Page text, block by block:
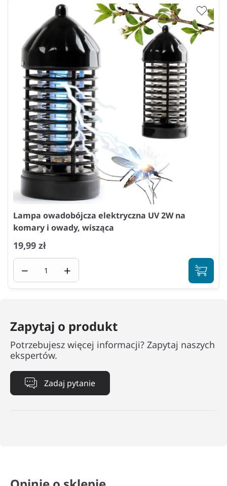
Lampa owadobójcza elektryczna UV 2W na
komary i owady, wisząca
19,99 zł
− +
Zapytaj o produkt
Potrzebujesz więcej informacji? Zapytaj naszych
ekspertów.
Zadaj pytanie